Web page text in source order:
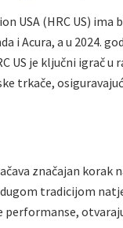
USA (HRC US)
i Acura, a u 2024.
US je ključni igrač
trkače,
značajan
tradicijom
performanse,